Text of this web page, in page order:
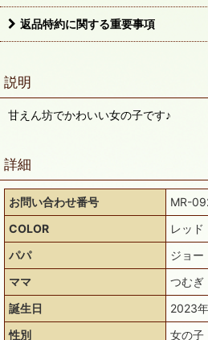
返品特約に関する重要事項
説明
甘えん坊でかわいい女の子です♪
詳細
お問い合わせ番号
MR-
COLOR
レッド
パパ
ジョー
ママ
つむぎ
誕生日
2023
性別
女の子